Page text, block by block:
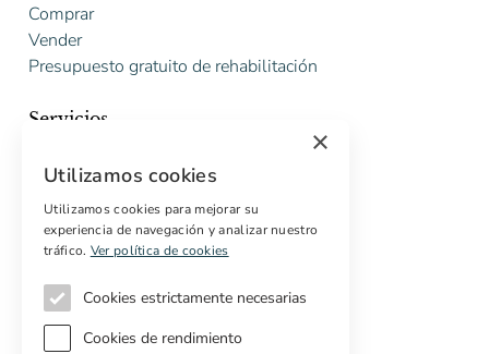
Comprar
Vender
Presupuesto gratuito de rehabilitación
Servicios
Compradores internacionales
Propiedades off-market
Servicios para compradores
×
Utilizamos cookies
Utilizamos cookies para mejorar su
experiencia de navegación y analizar nuestro
tráfico. Ver política de cookies
Cookies estrictamente necesarias
Cookies de rendimiento